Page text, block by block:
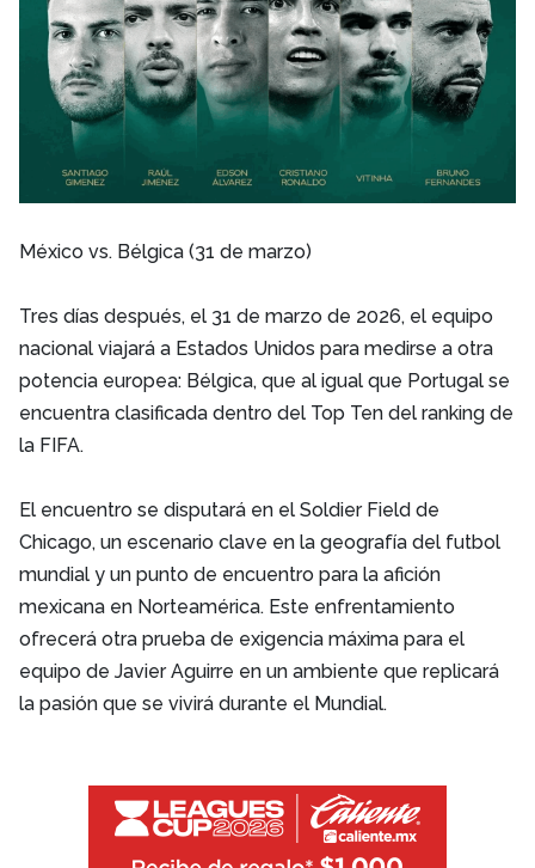
México vs. Bélgica (31 de marzo)
Tres días después, el 31 de marzo de 2026, el equipo
nacional viajará a Estados Unidos para medirse a otra
potencia europea: Bélgica, que al igual que Portugal se
encuentra clasificada dentro del Top Ten del ranking de
la FIFA.
El encuentro se disputará en el Soldier Field de
Chicago, un escenario clave en la geografía del futbol
mundial y un punto de encuentro para la afición
mexicana en Norteamérica. Este enfrentamiento
ofrecerá otra prueba de exigencia máxima para el
equipo de Javier Aguirre en un ambiente que replicará
la pasión que se vivirá durante el Mundial.